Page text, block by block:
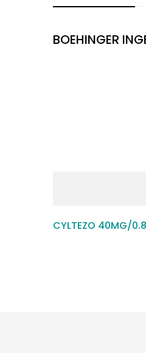
BOEHINGER
CYLTEZO 40MG/